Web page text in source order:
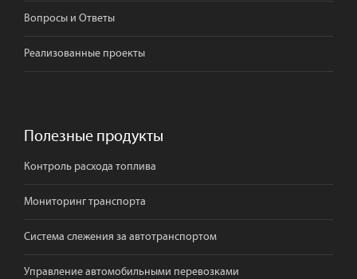
Вопросы и Ответы
Реализованные проекты
Полезные продукты
Контроль расхода топлива
Мониторинг транспорта
Система слежения за автотранспортом
Управление автомобильными перевозками